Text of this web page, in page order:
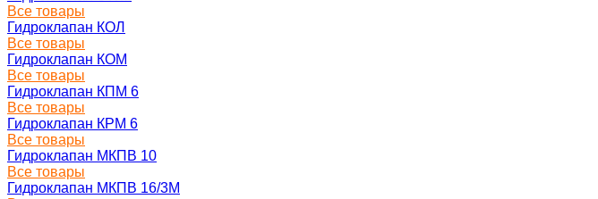
Все товары
Гидроклапан КОЛ
Все товары
Гидроклапан КОМ
Все товары
Гидроклапан КПМ 6
Все товары
Гидроклапан КРМ 6
Все товары
Гидроклапан МКПВ 10
Все товары
Гидроклапан МКПВ 16/3М